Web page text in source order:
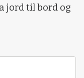
jord til bord og